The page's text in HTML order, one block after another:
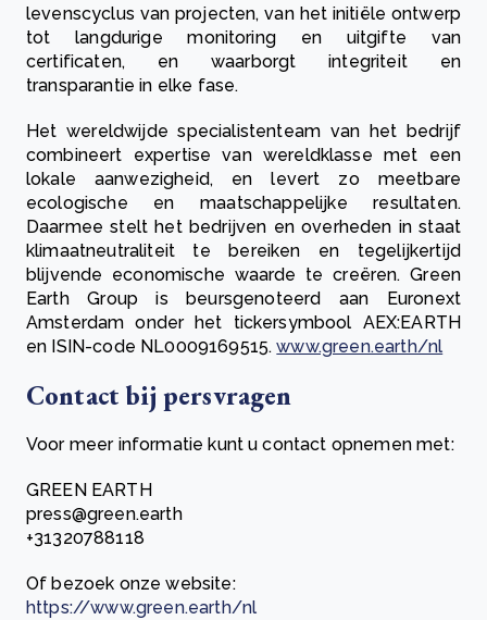
levenscyclus van projecten, van het initiële ontwerp
tot langdurige monitoring en uitgifte van
certificaten, en waarborgt integriteit en
transparantie in elke fase.
Het wereldwijde specialistenteam van het bedrijf
combineert expertise van wereldklasse met een
lokale aanwezigheid, en levert zo meetbare
ecologische en maatschappelijke resultaten.
Daarmee stelt het bedrijven en overheden in staat
klimaatneutraliteit te bereiken en tegelijkertijd
blijvende economische waarde te creëren. Green
Earth Group is beursgenoteerd aan Euronext
Amsterdam onder het tickersymbool AEX:EARTH
en ISIN-code NL0009169515.www.green.earth/nl
Contact bij persvragen
Voor meer informatie kunt u contact opnemen met:
GREEN EARTH
press@green.earth
+31320788118
Of bezoek onze website:
https://www.green.earth/nl